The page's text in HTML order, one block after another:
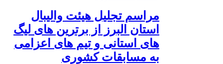
مراسم تجلیل هیئت والیبال
استان البرز از برترین های لیگ
های استانی و تیم های اعزامی
به مسابقات کشوری